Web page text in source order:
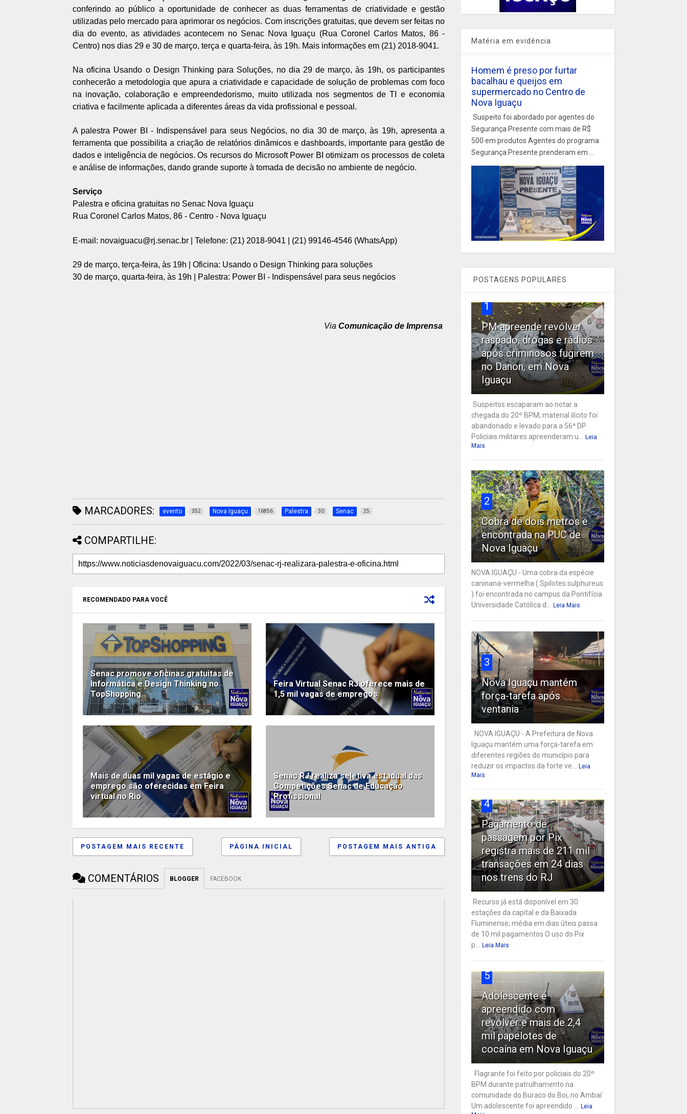
conferindo ao público a oportunidade de conhecer as duas ferramentas de criatividade e gestão
utilizadas pelo mercado para aprimorar os negócios. Com inscrições gratuitas, que devem ser feitas no
dia do evento, as atividades acontecem no Senac Nova Iguaçu (Rua Coronel Carlos Matos, 86 -
Centro) nos dias 29 e 30 de março, terça e quarta-feira, às 19h. Mais informações em (21) 2018-9041.
Na oficina Usando o Design Thinking para Soluções, no dia 29 de março, às 19h, os participantes
conhecerão a metodologia que apura a criatividade e capacidade de solução de problemas com foco
na inovação, colaboração e empreendedorismo, muito utilizada nos segmentos de TI e economia
criativa e facilmente aplicada a diferentes áreas da vida profissional e pessoal.
A palestra Power BI - Indispensável para seus Negócios, no dia 30 de março, às 19h, apresenta a
ferramenta que possibilita a criação de relatórios dinâmicos e dashboards, importante para gestão de
dados e inteligência de negócios. Os recursos do Microsoft Power BI otimizam os processos de coleta
e análise de informações, dando grande suporte à tomada de decisão no ambiente de negócio.
Serviço
Palestra e oficina gratuitas no Senac Nova Iguaçu
Rua Coronel Carlos Matos, 86 - Centro - Nova Iguaçu
E-mail: novaiguacu@rj.senac.br | Telefone: (21) 2018-9041 | (21) 99146-4546 (WhatsApp)
29 de março, terça-feira, às 19h | Oficina: Usando o Design Thinking para soluções
30 de março, quarta-feira, às 19h | Palestra: Power BI - Indispensável para seus negócios
Via Comunicação de Imprensa
MARCADORES: evento 352 Nova Iguaçu 16856 Palestra 30 Senac 25
COMPARTILHE:
RECOMENDADO PARA VOCÊ
Senac promove oficinas gratuitas de
Informática e Design Thinking no
TopShopping
Feira Virtual Senac RJ oferece mais de
1,5 mil vagas de empregos
Mais de duas mil vagas de estágio e
emprego são oferecidas em Feira
virtual no Rio
Senac RJ realiza seletiva estadual das
Competições Senac de Educação
Profissional
POSTAGEM MAIS RECENTE POSTAGEM MAIS ANTIGA
PÁGINA INICIAL
COMENTÁRIOS BLOGGER FACEBOOK
Matéria em evidência
Homem é preso por furtar
bacalhau e queijos em
supermercado no Centro de
Nova Iguaçu
Suspeito foi abordado por agentes do
Segurança Presente com mais de R$
500 em produtos Agentes do programa
Segurança Presente prenderam em ...
POSTAGENS POPULARES
1
PM apreende revólver
raspado, drogas e rádios
após criminosos fugirem
no Danon, em Nova
Iguaçu
Suspeitos escaparam ao notar a
chegada do 20º BPM; material ilícito foi
abandonado e levado para a 56ª DP
Policiais militares apreenderam u...
Leia
Mais
2
Cobra de dois metros é
encontrada na PUC de
Nova Iguaçu
NOVA IGUAÇU - Uma cobra da espécie
caninana-vermelha ( Spilotes sulphureus
) foi encontrada no campus da Pontifícia
Universidade Católica d...
Leia Mais
3
Nova Iguaçu mantém
força-tarefa após
ventania
NOVA IGUAÇU - A Prefeitura de Nova
Iguaçu mantém uma força-tarefa em
diferentes regiões do município para
reduzir os impactos da forte ve...
Leia
Mais
4
Pagamento de
passagem por Pix
registra mais de 211 mil
transações em 24 dias
nos trens do RJ
Recurso já está disponível em 30
estações da capital e da Baixada
Fluminense; média em dias úteis passa
de 10 mil pagamentos O uso do Pix
p...
Leia Mais
5
Adolescente é
apreendido com
revólver e mais de 2,4
mil papelotes de
cocaína em Nova Iguaçu
Flagrante foi feito por policiais do 20º
BPM durante patrulhamento na
comunidade do Buraco do Boi, no Ambaí
Um adolescente foi apreendido ...
Leia